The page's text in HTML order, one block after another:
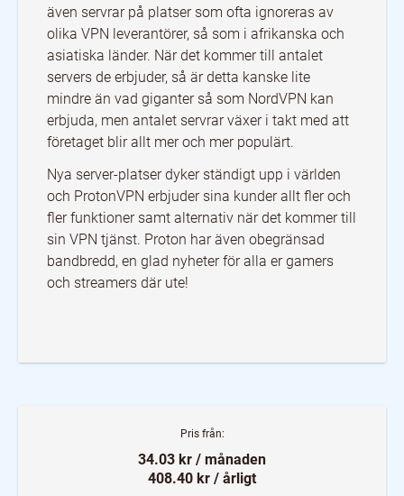
även servrar på platser som ofta ignoreras av
olika VPN leverantörer, så som i afrikanska och
asiatiska länder. När det kommer till antalet
servers de erbjuder, så är detta kanske lite
mindre än vad giganter så som NordVPN kan
erbjuda, men antalet servrar växer i takt med att
företaget blir allt mer och mer populärt.
Nya server-platser dyker ständigt upp i världen
och ProtonVPN erbjuder sina kunder allt fler och
fler funktioner samt alternativ när det kommer till
sin VPN tjänst. Proton har även obegränsad
bandbredd, en glad nyheter för alla er gamers
och streamers där ute!
Pris från:
34.03 kr / månaden
408.40 kr / årligt